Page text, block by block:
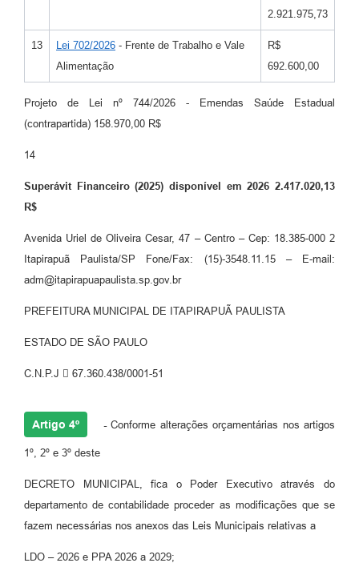
2.921.975,73
13 Lei 702/2026 - Frente de Trabalho e Vale
Alimentação
R$
692.600,00
Projeto de Lei nº 744/2026 - Emendas Saúde Estadual
(contrapartida) 158.970,00 R$
14
Superávit Financeiro (2025) disponível em 2026 2.417.020,13
R$
Avenida Uriel de Oliveira Cesar, 47 – Centro – Cep: 18.385-000 2
Itapirapuã Paulista/SP Fone/Fax: (15)-3548.11.15 – E-mail:
adm@itapirapuapaulista.sp.gov.br
PREFEITURA MUNICIPAL DE ITAPIRAPUÃ PAULISTA
ESTADO DE SÃO PAULO
C.N.P.J  67.360.438/0001-51
Artigo 4º - Conforme alterações orçamentárias nos artigos
1º, 2º e 3º deste
DECRETO MUNICIPAL, fica o Poder Executivo através do
departamento de contabilidade proceder as modificações que se
fazem necessárias nos anexos das Leis Municipais relativas a
LDO – 2026 e PPA 2026 a 2029;